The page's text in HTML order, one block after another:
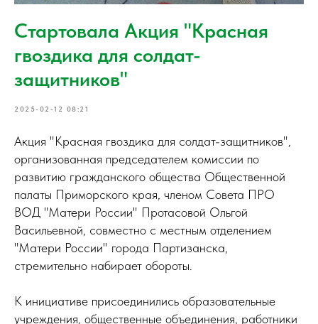
Стартовала Акция "Красная
гвоздика для солдат-
защитников"
2025-02-12 08:21
Акция "Красная гвоздика для солдат-защитников",
организованная председателем комиссии по
развитию гражданского общества Общественной
палаты Приморского края, членом Совета ПРО
ВОД "Матери России" Протасовой Ольгой
Васильевной, совместно с местным отделением
"Матери России" города Партизанска,
стремительно набирает обороты.
К инициативе присоединились образовательные
учреждения, общественные объединения, работники